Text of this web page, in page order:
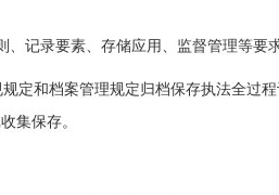
记录要素、存储应用、监督管理等要求
定和档案管理规定归档保存执法全过
集保存。